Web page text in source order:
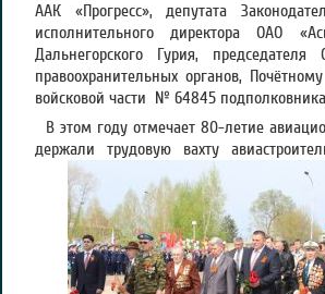
ААК «Прогресс», депутата
исполнительного директора ОАО
Дальнегорского Гурия,
правоохранительных органов,
войсковой части № 64845
В этом году отмечает 80-летие
держали трудовую вахту